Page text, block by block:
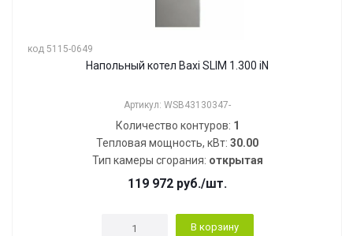
код 5115-0649
Напольный котел Baxi SLIM 1.300 iN
Артикул: WSB43130347-
Количество контуров: 1
Тепловая мощность, кВт: 30.00
Тип камеры сгорания: открытая
119 972 руб./шт.
В корзину